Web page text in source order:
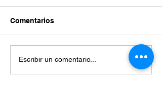
Comentarios
Escribir un comentario...